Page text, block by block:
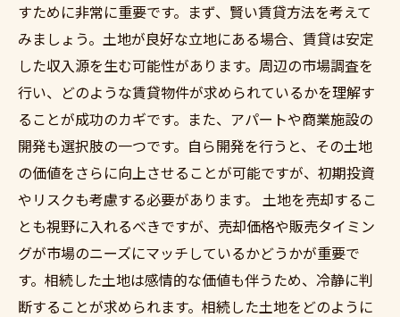
すために非常に重要です。まず、賢い賃貸方法を考えて
みましょう。土地が良好な立地にある場合、賃貸は安定
した収入源を生む可能性があります。周辺の市場調査を
行い、どのような賃貸物件が求められているかを理解す
ることが成功のカギです。また、アパートや商業施設の
開発も選択肢の一つです。自ら開発を行うと、その土地
の価値をさらに向上させることが可能ですが、初期投資
やリスクも考慮する必要があります。 土地を売却するこ
とも視野に入れるべきですが、売却価格や販売タイミン
グが市場のニーズにマッチしているかどうかが重要で
す。相続した土地は感情的な価値も伴うため、冷静に判
断することが求められます。相続した土地をどのように